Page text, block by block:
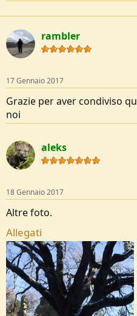
rambler
17 Gennaio 2017
Grazie per aver condiviso
noi
aleks
18 Gennaio 2017
Altre foto.
Allegati